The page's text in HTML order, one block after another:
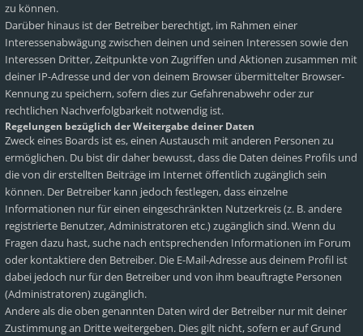
zu können.
Darüber hinaus ist der Betreiber berechtigt, im Rahmen einer
Interessenabwägung zwischen deinen und seinen Interessen sowie den
Interessen Dritter, Zeitpunkte von Zugriffen und Aktionen zusammen mit
deiner IP-Adresse und der von deinem Browser übermittelter Browser-
Kennung zu speichern, sofern dies zur Gefahrenabwehr oder zur
rechtlichen Nachverfolgbarkeit notwendig ist.
Regelungen bezüglich der Weitergabe deiner Daten
Zweck eines Boards ist es, einen Austausch mit anderen Personen zu
ermöglichen. Du bist dir daher bewusst, dass die Daten deines Profils und
die von dir erstellten Beiträge im Internet öffentlich zugänglich sein
können. Der Betreiber kann jedoch festlegen, dass einzelne
Informationen nur für einen eingeschränkten Nutzerkreis (z. B. andere
registrierte Benutzer, Administratoren etc.) zugänglich sind. Wenn du
Fragen dazu hast, suche nach entsprechenden Informationen im Forum
oder kontaktiere den Betreiber. Die E-Mail-Adresse aus deinem Profil ist
dabei jedoch nur für den Betreiber und von ihm beauftragte Personen
(Administratoren) zugänglich.
Andere als die oben genannten Daten wird der Betreiber nur mit deiner
Zustimmung an Dritte weitergeben. Dies gilt nicht, sofern er auf Grund